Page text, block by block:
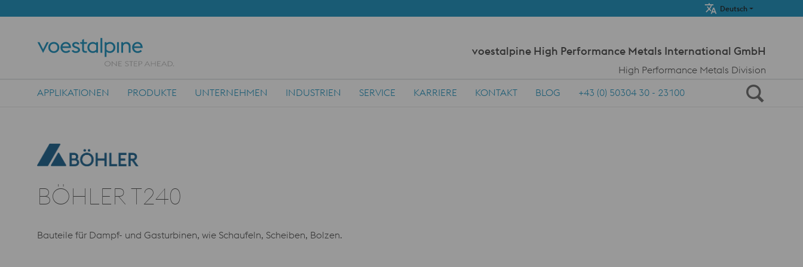
Deutsch
voestalpine High Performance Metals International GmbH
High Performance Metals Division
APPLIKATIONEN PRODUKTE UNTERNEHMEN INDUSTRIEN SERVICE KARRIERE KONTAKT BLOG +43 (0) 50304 30 - 23100
BÖHLER T240
Bauteile für Dampf- und Gasturbinen, wie Schaufeln, Scheiben, Bolzen.